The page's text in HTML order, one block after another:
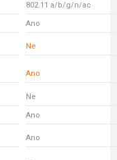
802.11 a/b/g/n/ac
Ano
Ne
Ano
Ne
Ano
Ano